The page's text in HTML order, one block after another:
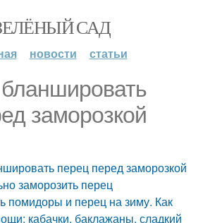
САД
новости статьи
заморозкой
перец перед заморозкой
заморозить перец
помидоры и перец на зиму. Как
кабачки, баклажаны, сладкий